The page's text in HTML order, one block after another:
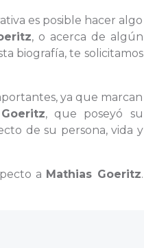
es posible hacer algo
, o acerca de algún
biografía, te solicitamos
ya que marcan
, que poseyó su
de su persona, vida y
a Mathias Goeritz.